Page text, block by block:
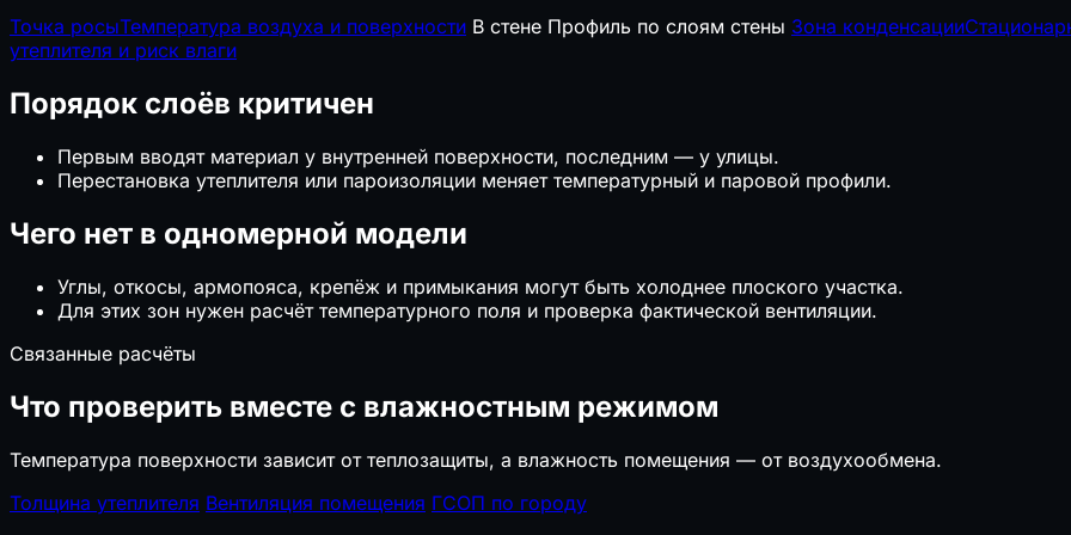
Точка росыТемпература воздуха и поверхности В стене Профиль по слоям стены Зона конденсации
утеплителя и риск влаги
Порядок слоёв критичен
Первым вводят материал у внутренней поверхности, последним — у улицы.
Перестановка утеплителя или пароизоляции меняет температурный и паровой профили.
Чего нет в одномерной модели
Углы, откосы, армопояса, крепёж и примыкания могут быть холоднее плоского участка.
Для этих зон нужен расчёт температурного поля и проверка фактической вентиляции.
Связанные расчёты
Что проверить вместе с влажностным режимом
Температура поверхности зависит от теплозащиты, а влажность помещения — от воздухообмена.
Толщина утеплителя Вентиляция помещения ГСОП по городу